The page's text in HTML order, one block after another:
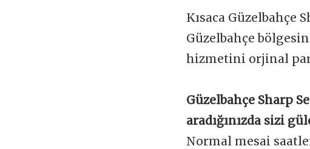
Kısaca Güzelbahçe
Güzelbahçe
hizmetini orjinal
Güzelbahçe Sharp
aradığınızda sizi
Normal mesai